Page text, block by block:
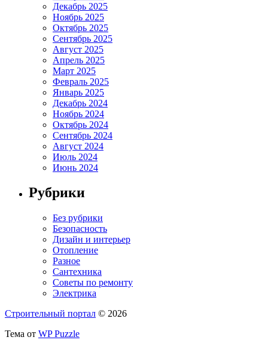
Декабрь 2025
Ноябрь 2025
Октябрь 2025
Сентябрь 2025
Август 2025
Апрель 2025
Март 2025
Февраль 2025
Январь 2025
Декабрь 2024
Ноябрь 2024
Октябрь 2024
Сентябрь 2024
Август 2024
Июль 2024
Июнь 2024
Рубрики
Без рубрики
Безопасность
Дизайн и интерьер
Отопление
Разное
Сантехника
Советы по ремонту
Электрика
Строительный портал © 2026
Тема от WP Puzzle